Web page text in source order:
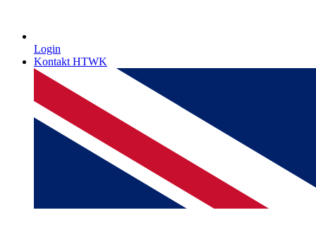
Login
Kontakt HTWK